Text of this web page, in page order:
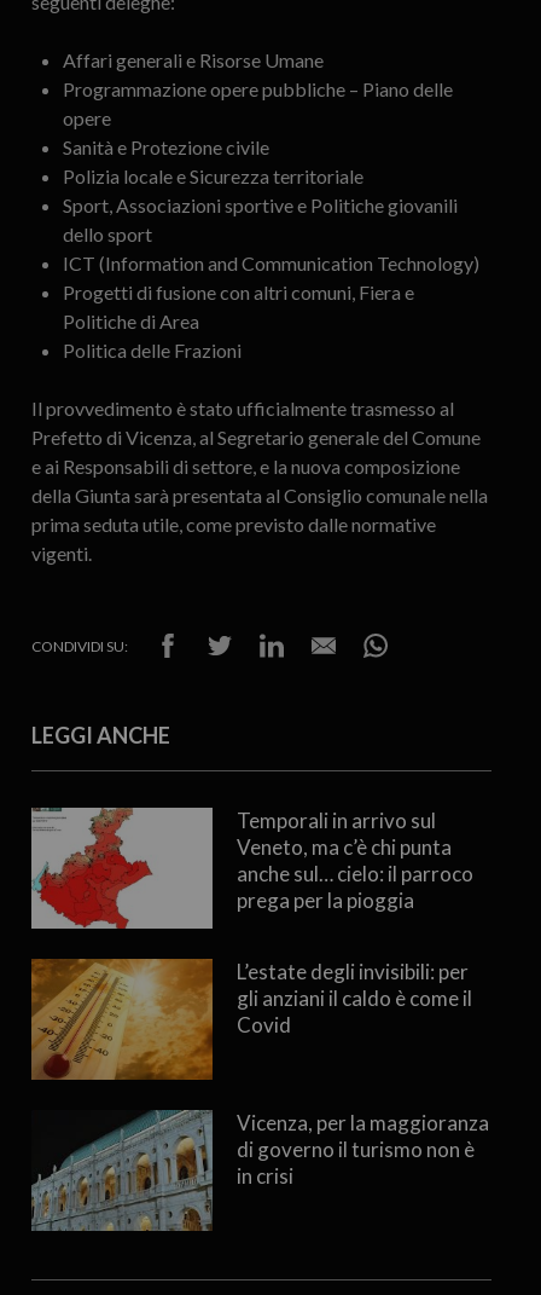
Affari generali e Risorse Umane
Programmazione opere pubbliche – Piano delle
opere
Sanità e Protezione civile
Polizia locale e Sicurezza territoriale
Sport, Associazioni sportive e Politiche giovanili
dello sport
ICT (Information and Communication Technology)
Progetti di fusione con altri comuni, Fiera e
Politiche di Area
Politica delle Frazioni
Il provvedimento è stato ufficialmente trasmesso al
Prefetto di Vicenza, al Segretario generale del Comune
e ai Responsabili di settore, e la nuova composizione
della Giunta sarà presentata al Consiglio comunale nella
prima seduta utile, come previsto dalle normative
vigenti.
CONDIVIDI SU:
LEGGI ANCHE
Temporali in arrivo sul
Veneto, ma c’è chi punta
anche sul… cielo: il parroco
prega per la pioggia
L’estate degli invisibili: per
gli anziani il caldo è come il
Covid
Vicenza, per la maggioranza
di governo il turismo non è
in crisi